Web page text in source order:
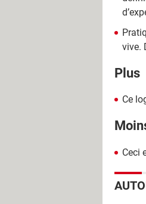
vive.
Plus
Ce
Ceci